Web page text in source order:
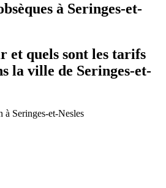
à Seringes-et-
et quels sont les tarifs
la ville de Seringes-et-
à Seringes-et-Nesles